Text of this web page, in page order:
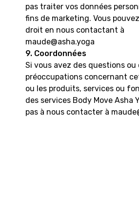
pas traiter vos données
fins de marketing. Vous
droit en nous contactant à
maude@asha.yoga
9. Coordonnées
Si vous avez des questions ou
préoccupations concernant
ou les produits, services ou
des services Body Move Asha
pas à nous contacter à